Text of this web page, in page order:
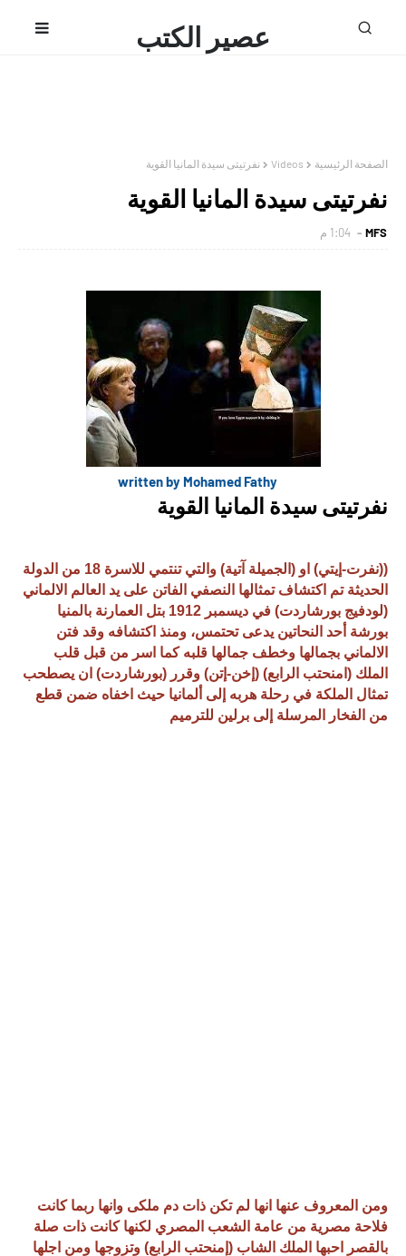
عصير الكتب
الصفحة الرئيسية Videos نفرتيتى سيدة المانيا القوية
نفرتيتى سيدة المانيا القوية
MFS 1:04 م
نفرتيتى سيدة المانيا القوية
((نفرت-إيتي) او (الجميلة آتية) والتي تنتمي للاسرة 18 من الدولة
الحديثة تم اكتشاف تمثالها النصفي الفاتن على يد العالم الالماني
(لودفيج بورشاردت) في ديسمبر 1912 بتل العمارنة بالمنيا
بورشة أحد النحاتين يدعى تحتمس، ومنذ اكتشافه وقد فتن
الالماني بجمالها وخطف جمالها قلبه كما اسر من قبل قلب
الملك (امنحتب الرابع) (إخن-إتن) وقرر (بورشاردت) ان يصطحب
تمثال الملكة في رحلة هربه إلى ألمانيا حيث اخفاه ضمن قطع
من الفخار المرسلة إلى برلين للترميم
ومن المعروف عنها انها لم تكن ذات دم ملكى وانها ربما كانت
فلاحة مصرية من عامة الشعب المصري لكنها كانت ذات صلة
بالقصر احبها الملك الشاب (إمنحتب الرابع) وتزوجها ومن اجلها